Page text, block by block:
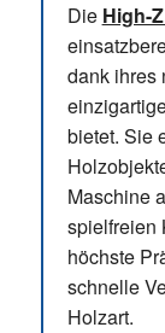
Die High-
dank ihres
bietet. Sie
Maschine
spielfreien
höchste
schnelle
Holzart.